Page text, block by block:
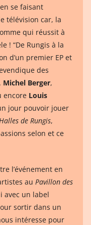
se faisant
télévision car, la
qui réussit à
! “De Rungis à la
d’un premier EP et
des
, Michel Berger,
encore Louis
jour pouvoir jouer
de Rungis,
selon et ce
l’événement en
au Pavillon des
avec un label
sortir dans un
intéresse pour